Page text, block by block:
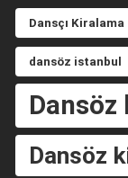
Dansçı Kiralama
dansöz istanbul
Dansöz
Dansöz